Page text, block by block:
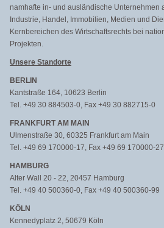
namhafte in- und ausländische Unternehmen
Industrie, Handel, Immobilien, Medien und
Kernbereichen des Wirtschaftsrechts bei
Projekten.
Unsere Standorte
BERLIN
Kantstraße 164, 10623 Berlin
Tel. +49 30 884503-0, Fax +49 30 882715-0
FRANKFURT AM MAIN
Ulmenstraße 30, 60325 Frankfurt am Main
Tel. +49 69 170000-17, Fax +49 69 170000-27
HAMBURG
Alter Wall 20 - 22, 20457 Hamburg
Tel. +49 40 500360-0, Fax +49 40 500360-99
KÖLN
Kennedyplatz 2, 50679 Köln